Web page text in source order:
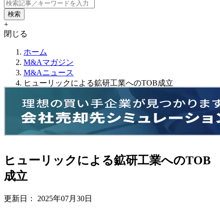
+
閉じる
ホーム
M&Aマガジン
M&Aニュース
ヒューリックによる鉱研工業へのTOB成立
ヒューリックによる鉱研工業へのTOB
成立
更新日： 2025年07月30日